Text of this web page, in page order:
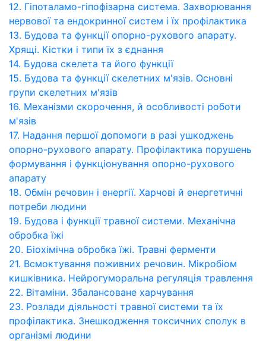
12. Гіпоталамо-гіпофізарна система. Захворювання
нервової та ендокринної систем і їх профілактика
13. Будова та функції опорно-рухового апарату.
Хрящі. Кістки і типи їх з єднання
14. Будова скелета та його функції
15. Будова та функції скелетних м'язів. Основні
групи скелетних м'язів
16. Механізми скорочення, й особливості роботи
м'язів
17. Надання першої допомоги в разі ушкоджень
опорно-рухового апарату. Профілактика порушень
формування і функціонування опорно-рухового
апарату
18. Обмін речовин і енергії. Харчові й енергетичні
потреби людини
19. Будова і функції травної системи. Механічна
обробка їжі
20. Біохімічна обробка їжі. Травні ферменти
21. Всмоктування поживних речовин. Мікробіом
кишківника. Нейрогуморальна регуляція травлення
22. Вітаміни. Збалансоване харчування
23. Розлади діяльності травної системи та їх
профілактика. Знешкодження токсичних сполук в
організмі людини